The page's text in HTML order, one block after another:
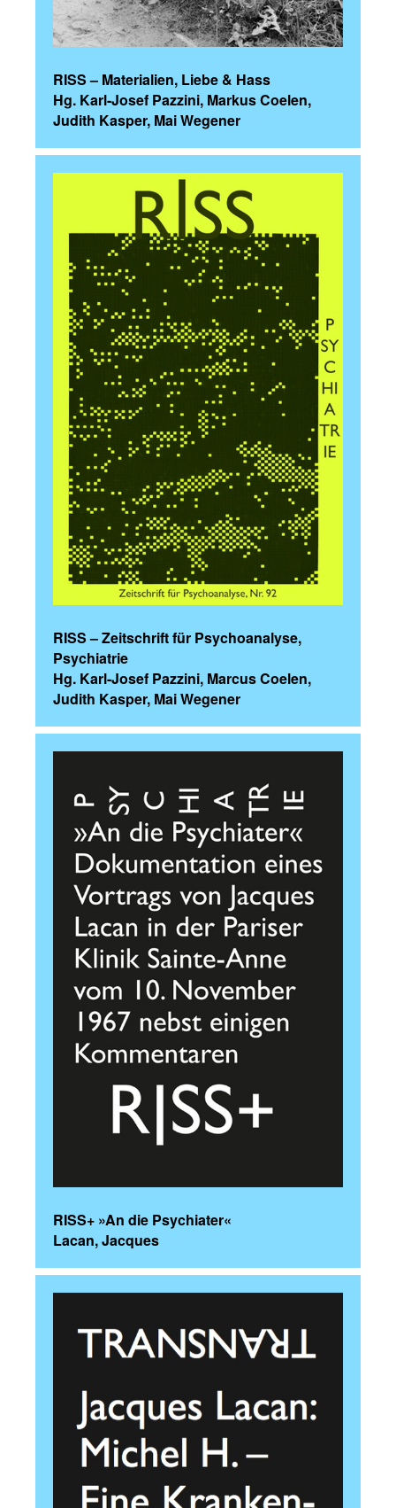
RISS – Materialien, Liebe & Hass
Hg. Karl-Josef Pazzini, Markus Coelen,
Judith Kasper, Mai Wegener
RISS – Zeitschrift für Psychoanalyse,
Psychiatrie
Hg. Karl-Josef Pazzini, Marcus Coelen,
Judith Kasper, Mai Wegener
RISS+ »An die Psychiater«
Lacan, Jacques